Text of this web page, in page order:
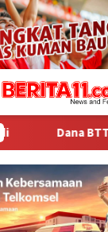
NTB Rp484